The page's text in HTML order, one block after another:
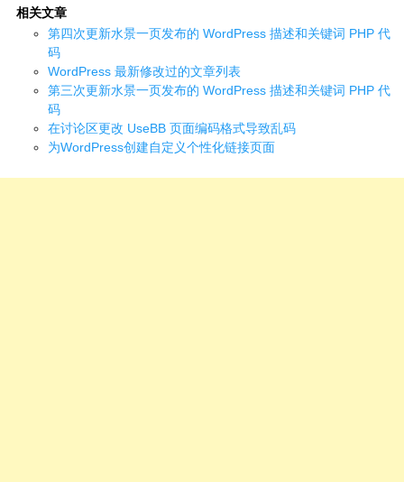
相关文章
第四次更新水景一页发布的 WordPress 描述和关键词 PHP 代
码
WordPress 最新修改过的文章列表
第三次更新水景一页发布的 WordPress 描述和关键词 PHP 代
码
在讨论区更改 UseBB 页面编码格式导致乱码
为WordPress创建自定义个性化链接页面